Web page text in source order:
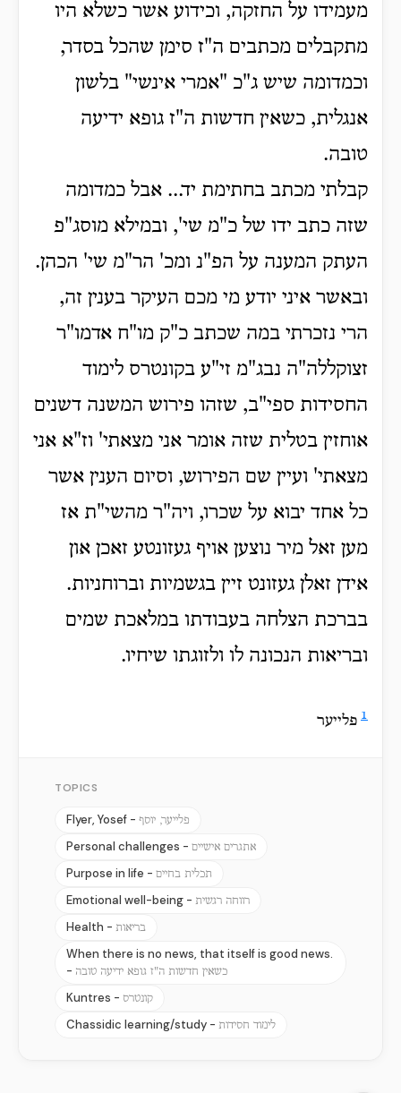
מעמידו על החזקה, וכידוע אשר כשלא היו
מתקבלים מכתבים ה"ז סימן שהכל בסדר,
וכמדומה שיש ג"כ "אמרי אינשי" בלשון
אנגלית, כשאין חדשות ה"ז גופא ידיעה
טובה.
קבלתי מכתב בחתימת יד... אבל כמדומה
שזה כתב ידו של כ"מ שי', ובמילא מוסג"פ
העתק המענה על הפ"נ ומכ' הר"מ שי' הכהן.
ובאשר איני יודע מי מכם העיקר בענין זה,
הרי נזכרתי במה שכתב כ"ק מו"ח אדמו"ר
זצוקללה"ה נבג"מ זי"ע בקונטרס לימוד
החסידות ספי"ב, שזהו פירוש המשנה דשנים
אוחזין בטלית שזה אומר אני מצאתי' וז"א אני
מצאתי' ועיין שם הפירוש, וסיום הענין אשר
כל אחד יבוא על שכרו, ויה"ר מהשי"ת אז
מען זאל מיר נוצען אויף געזונטע זאכן און
אידן זאלן געזונט זיין בגשמיות וברוחניות.
בברכת הצלחה בעבודתו במלאכת שמים
ובריאות הנכונה לו ולזוגתו שיחיו.
1 פלייער
TOPICS
Flyer, Yosef - פלייער, יוסף
Personal challenges - אתגרים אישיים
Purpose in life - תכלית בחיים
Emotional well-being - רווחה רגשית
Health - בריאות
When there is no news, that itself is good news.
- כשאין חדשות ה"ז גופא ידיעה טובה
Kuntres - קונטרס
Chassidic learning/study - לימוד חסידות